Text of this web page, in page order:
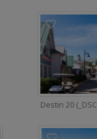
Destin 20